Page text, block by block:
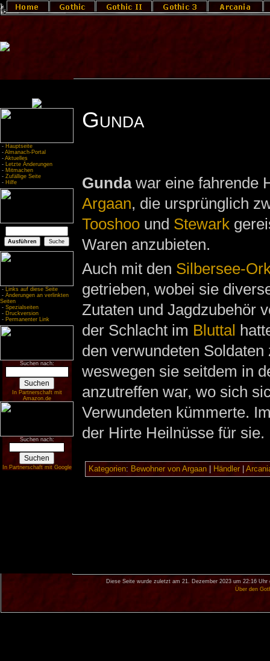
- Hauptseite
- Almanach-Portal
- Aktuelles
- Letzte Änderungen
- Mitmachen
- Zufällige Seite
- Hilfe
- Links auf diese Seite
- Änderungen an verlinkten
Seiten
- Spezialseiten
- Druckversion
- Permanenter Link
Suchen nach:
In Partnerschaft mit
Amazon.de
Suchen nach:
In Partnerschaft mit Google
Gunda
Gundawar eine fahrende
Argaan, die ursprünglich
Tooshoound Stewark
Waren anzubieten.
Auch mit den Silbersee-
getrieben, wobei sie
Zutaten und Jagdzubehör
der Schlacht im Bluttal
den verwundeten Soldaten
weswegen sie seitdem in
anzutreffen war, wo sich
Verwundeten kümmerte.
der Hirte Heilnüsse für sie.
Kategorien: Bewohner von Argaan| Händler|
Diese Seite wurde zuletzt am 21. Dezember 2023 um 22:16 Uhr
Über den